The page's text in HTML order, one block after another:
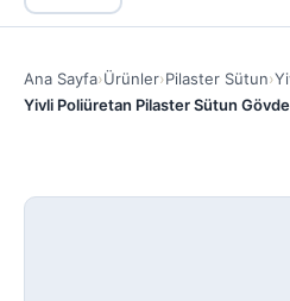
Ana Sayfa›Ürünler›Pilaster Sütun›
Yivli Poliüretan Pilaster Sütun